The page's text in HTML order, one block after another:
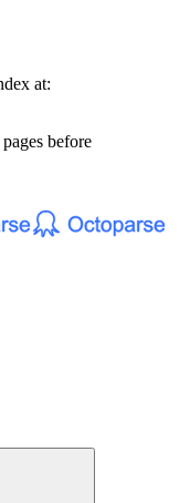
at:
before